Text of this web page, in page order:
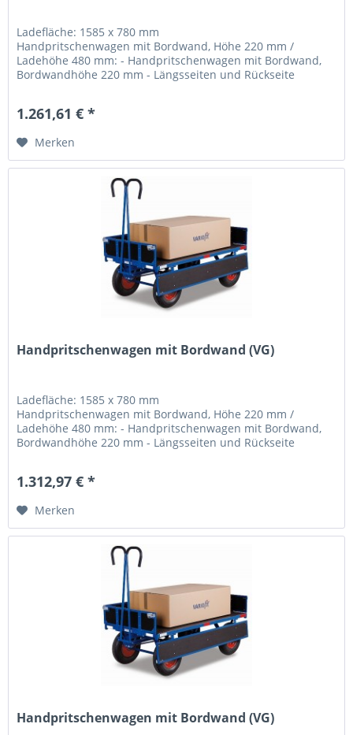
Ladefläche: 1585 x 780 mm
Handpritschenwagen mit Bordwand, Höhe 220 mm /
Ladehöhe 480 mm: - Handpritschenwagen mit Bordwand,
Bordwandhöhe 220 mm - Längsseiten und Rückseite
1.261,61 € *
Merken
Handpritschenwagen mit Bordwand (VG)
Ladefläche: 1585 x 780 mm
Handpritschenwagen mit Bordwand, Höhe 220 mm /
Ladehöhe 480 mm: - Handpritschenwagen mit Bordwand,
Bordwandhöhe 220 mm - Längsseiten und Rückseite
1.312,97 € *
Merken
Handpritschenwagen mit Bordwand (VG)